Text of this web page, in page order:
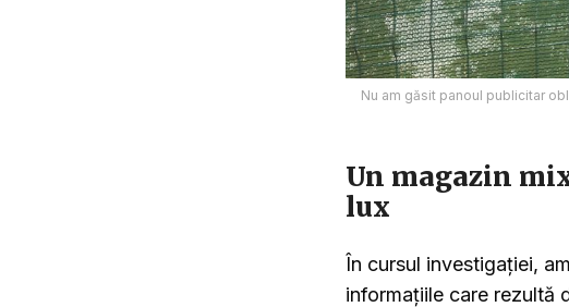
Nu am găsit panoul publicitar
Un magazin
lux
În cursul investigației,
informațiile care rezultă